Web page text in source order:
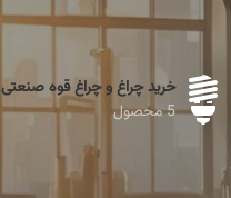
خرید چراغ و چراغ قوه صنعتی
5 محصول